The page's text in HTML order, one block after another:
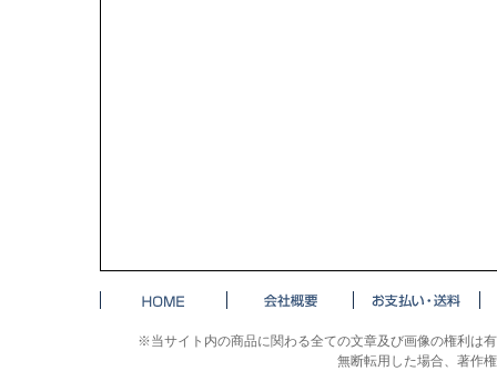
※当サイト内の商品に関わる全ての文章及び画像の権利は
無断転用した場合、著作